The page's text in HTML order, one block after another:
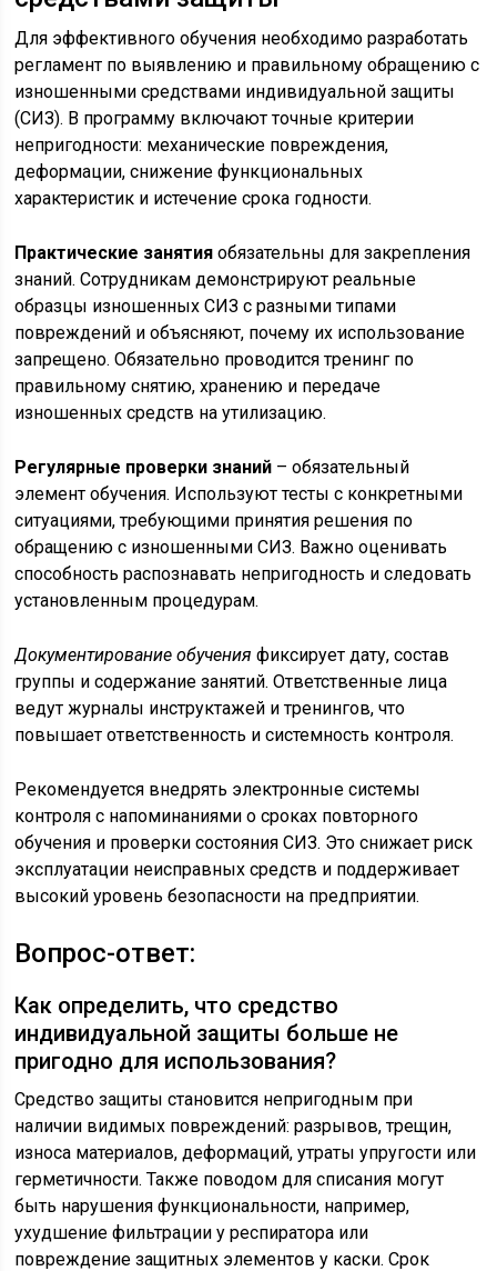
Для эффективного обучения необходимо разработать
регламент по выявлению и правильному обращению с
изношенными средствами индивидуальной защиты
(СИЗ). В программу включают точные критерии
непригодности: механические повреждения,
деформации, снижение функциональных
характеристик и истечение срока годности.
Практические занятия обязательны для закрепления
знаний. Сотрудникам демонстрируют реальные
образцы изношенных СИЗ с разными типами
повреждений и объясняют, почему их использование
запрещено. Обязательно проводится тренинг по
правильному снятию, хранению и передаче
изношенных средств на утилизацию.
Регулярные проверки знаний – обязательный
элемент обучения. Используют тесты с конкретными
ситуациями, требующими принятия решения по
обращению с изношенными СИЗ. Важно оценивать
способность распознавать непригодность и следовать
установленным процедурам.
Документирование обучения фиксирует дату, состав
группы и содержание занятий. Ответственные лица
ведут журналы инструктажей и тренингов, что
повышает ответственность и системность контроля.
Рекомендуется внедрять электронные системы
контроля с напоминаниями о сроках повторного
обучения и проверки состояния СИЗ. Это снижает риск
эксплуатации неисправных средств и поддерживает
высокий уровень безопасности на предприятии.
Вопрос-ответ:
Как определить, что средство
индивидуальной защиты больше не
пригодно для использования?
Средство защиты становится непригодным при
наличии видимых повреждений: разрывов, трещин,
износа материалов, деформаций, утраты упругости или
герметичности. Также поводом для списания могут
быть нарушения функциональности, например,
ухудшение фильтрации у респиратора или
повреждение защитных элементов у каски. Срок